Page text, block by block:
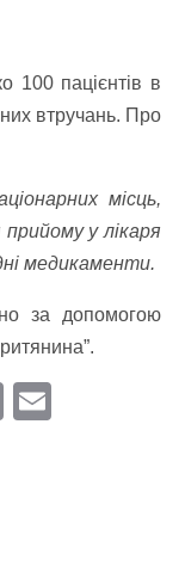
100 пацієнтів в
втручань. Про
місць,
у лікаря
медикаменти.
за допомогою
Pr